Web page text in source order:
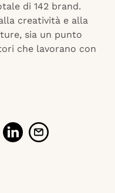
di 142 brand.
creatività e alla
sia un punto
che lavorano con